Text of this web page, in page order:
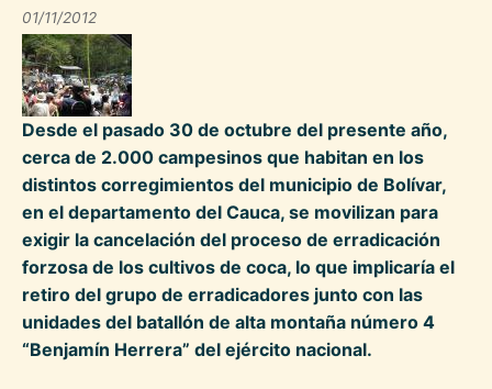
01/11/2012
Desde el pasado 30 de octubre del presente año,
cerca de 2.000 campesinos que habitan en los
distintos corregimientos del municipio de Bolívar,
en el departamento del Cauca, se movilizan para
exigir la cancelación del proceso de erradicación
forzosa de los cultivos de coca, lo que implicaría el
retiro del grupo de erradicadores junto con las
unidades del batallón de alta montaña número 4
“Benjamín Herrera” del ejército nacional.